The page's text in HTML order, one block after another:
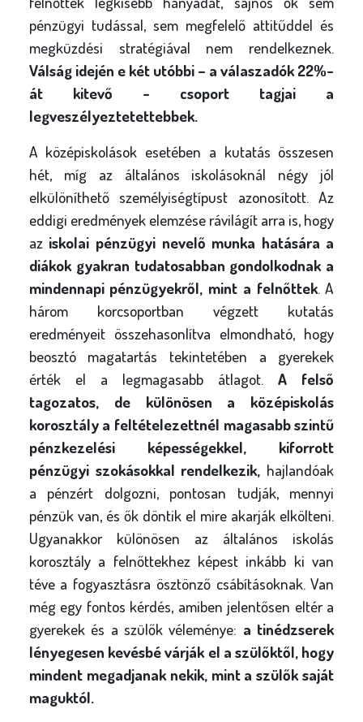
pénzügyi tudással, sem megfelelő attitűddel és
megküzdési stratégiával nem rendelkeznek.
Válság idején e két utóbbi – a válaszadók 22%-
át kitevő - csoport tagjai a
legveszélyeztetettebbek.
A középiskolások esetében a kutatás összesen
hét, míg az általános iskolásoknál négy jól
elkülöníthető személyiségtípust azonosított. Az
eddigi eredmények elemzése rávilágít arra is, hogy
aziskolai pénzügyi nevelő munka hatására a
diákok gyakran tudatosabban gondolkodnak a
mindennapi pénzügyekről, mint a felnőttek. A
három korcsoportban végzett kutatás
eredményeit összehasonlítva elmondható, hogy
beosztó magatartás tekintetében a gyerekek
érték el a legmagasabb átlagot.A felső
tagozatos, de különösen a középiskolás
korosztály a feltételezettnél magasabb szintű
pénzkezelési képességekkel, kiforrott
pénzügyi szokásokkal rendelkezik, hajlandóak
a pénzért dolgozni, pontosan tudják, mennyi
pénzük van, és ők döntik el mire akarják elkölteni.
Ugyanakkor különösen az általános iskolás
korosztály a felnőttekhez képest inkább ki van
téve a fogyasztásra ösztönző csábításoknak. Van
még egy fontos kérdés, amiben jelentősen eltér a
gyerekek és a szülők véleménye: a tinédzserek
lényegesen kevésbé várják el a szülőktől, hogy
mindent megadjanak nekik, mint a szülők saját
maguktól.